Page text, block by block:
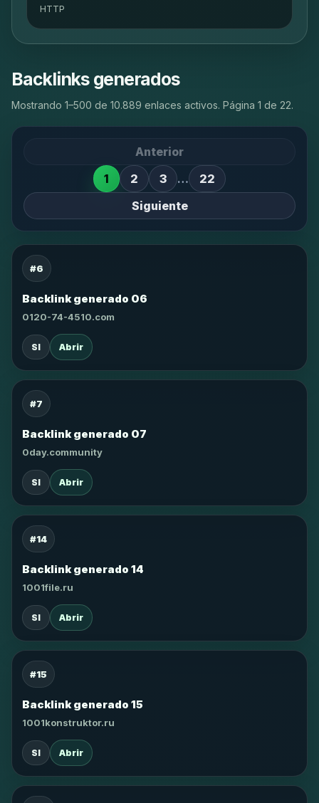
HTTP
Backlinks generados
Mostrando 1–500 de 10.889 enlaces activos. Página 1 de 22.
Anterior
1
2 3 …
22
Siguiente
#6
Backlink generado 06
0120-74-4510.com
SI Abrir
#7
Backlink generado 07
0day.community
SI Abrir
#14
Backlink generado 14
1001file.ru
SI Abrir
#15
Backlink generado 15
1001konstruktor.ru
SI Abrir